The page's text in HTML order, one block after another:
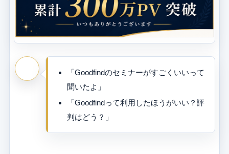
「Goodfindのセミナーがすごくいいって
聞いたよ」
「Goodfindって利用したほうがいい？評
判はどう？」